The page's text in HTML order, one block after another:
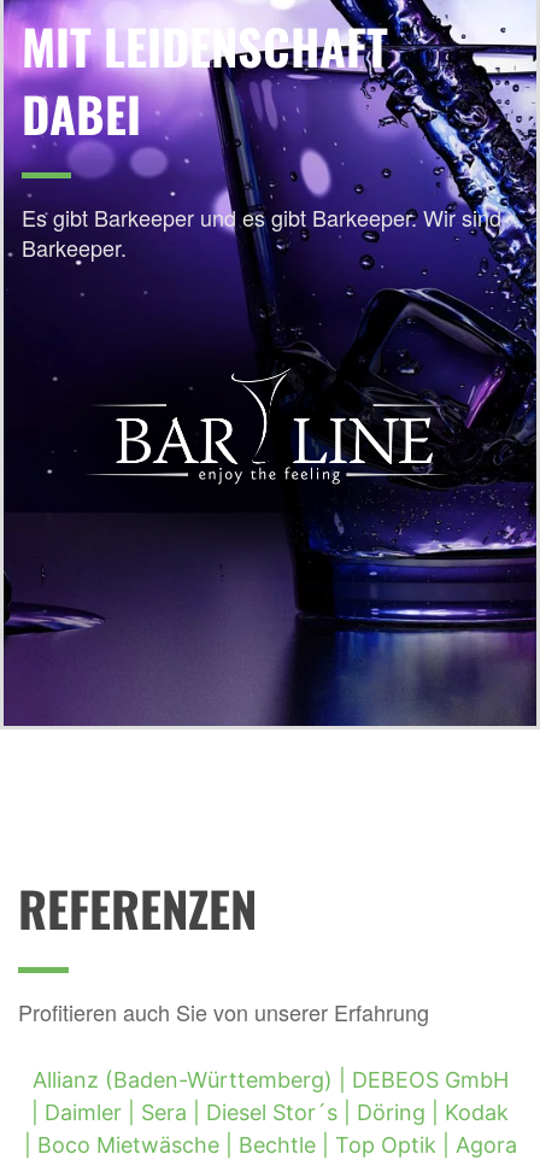
MIT LEIDENSCHAFT
DABEI
Es gibt Barkeeper und es gibt Barkeeper. Wir sind
Barkeeper.
REFERENZEN
Profitieren auch Sie von unserer Erfahrung
Allianz (Baden-Württemberg) | DEBEOS GmbH
Daimler | Sera | Diesel Stor´s | Döring | Kodak
Boco Mietwäsche | Bechtle | Top Optik | Agora